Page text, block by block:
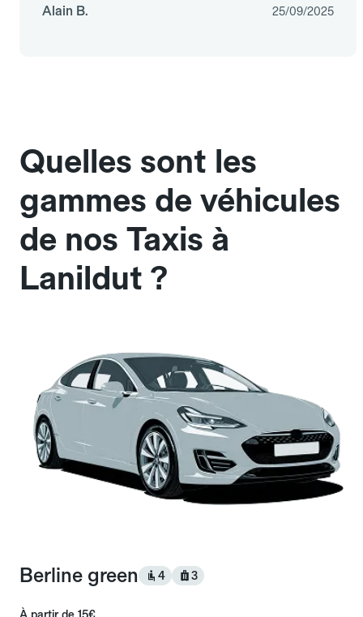
Alain B. 25/09/2025
Quelles sont les
gammes de véhicules
de nos Taxis à
Lanildut ?
Berline green 4 3